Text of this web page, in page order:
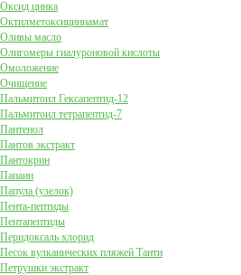
Оксид цинка
Октилметоксициннамат
Оливы масло
Олигомеры гиалуроновой кислоты
Омоложение
Очищение
Пальмитоил Гексапептид-12
Пальмитоил тетрапептид-7
Пантенол
Пантов экстракт
Пантокрин
Папаин
Папула (узелок)
Пента-пептиды
Пентапептиды
Перидоксаль хлорид
Песок вулканических пляжей Таити
Петрушки экстракт